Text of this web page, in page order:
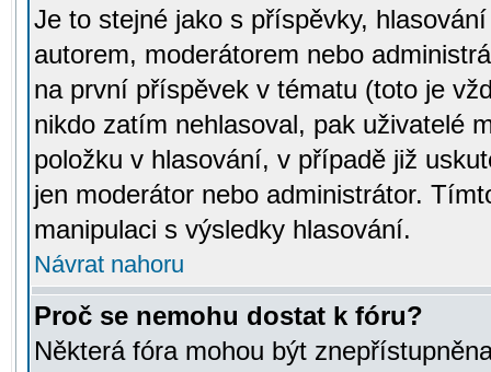
Je to stejné jako s příspěvky,
autorem, moderátorem nebo
na první příspěvek v tématu (toto je
nikdo zatím nehlasoval, pak uživatelé
položku v hlasování, v případě již
jen moderátor nebo administrátor.
manipulaci s výsledky hlasování.
Návrat nahoru
Proč se nemohu dostat k fóru?
Některá fóra mohou být